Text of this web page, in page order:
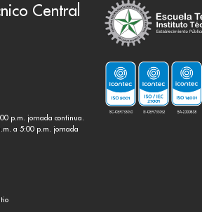
Central
p.m. jornada continua.
a 5:00 p.m. jornada